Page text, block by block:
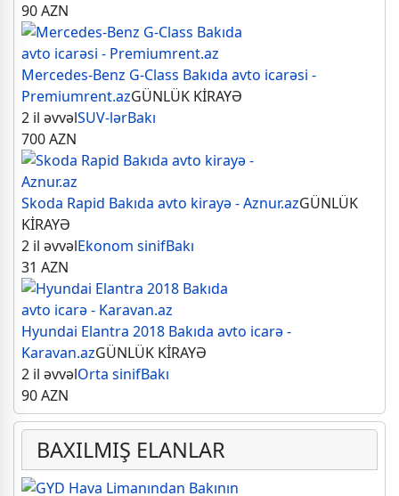
90AZN
Mercedes-Benz G-Class Bakıda avto icarəsi -
Premiumrent.azGÜNLÜK KİRAYƏ
2 il əvvəlSUV-lərBakı
700AZN
Skoda Rapid Bakıda avto kirayə - Aznur.azGÜNLÜK
KİRAYƏ
2 il əvvəlEkonom sinifBakı
31 AZN
Hyundai Elantra 2018 Bakıda avto icarə -
Karavan.azGÜNLÜK KİRAYƏ
2 il əvvəlOrta sinifBakı
90AZN
BAXILMIŞ ELANLAR